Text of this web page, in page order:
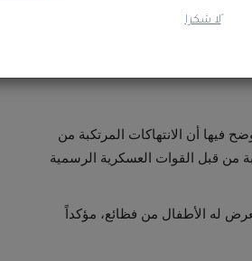
ًلا شكرا
يشمل غياب مراكز متخصصة
المدني، وندرة الكوادر
فيها أن الانتهاكات المرتكبة من
من قبل القوات العسكرية الرسمية
له الأطفال من فظائع، مؤكداً